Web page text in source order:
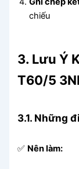
chiếu
3. Lưu Ý
T60/5
3.1. Những
✅ Nên làm: